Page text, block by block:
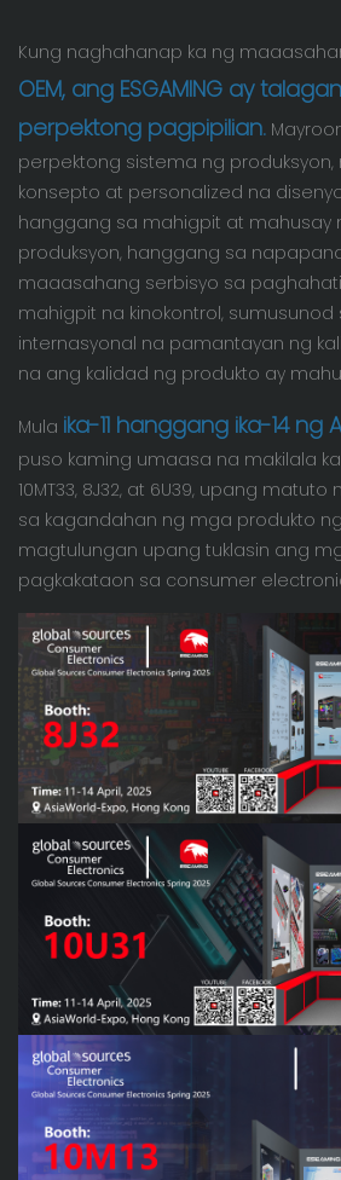
Kung naghahanap ka ng
OEM, ang ESGAMING ay
perpektong pagpipilian.
perpektong sistema ng produksyon,
konsepto at personalized na
hanggang sa mahigpit at mahusay
produksyon, hanggang sa
maaasahang serbisyo sa
mahigpit na kinokontrol,
internasyonal na pamantayan ng
na ang kalidad ng produkto ay
Mula ika-11 hanggang ika-14 ng
puso kaming umaasa na makilala ka
10MT33, 8J32, at 6U39, upang
sa kagandahan ng mga produkto ng
magtulungan upang tuklasin ang
pagkakataon sa consumer